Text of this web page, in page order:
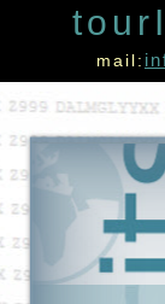
mail: